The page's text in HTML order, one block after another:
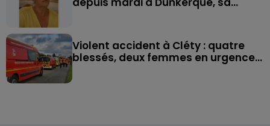
Violent accident à Cléty : quatre
blessés, deux femmes en urgence...